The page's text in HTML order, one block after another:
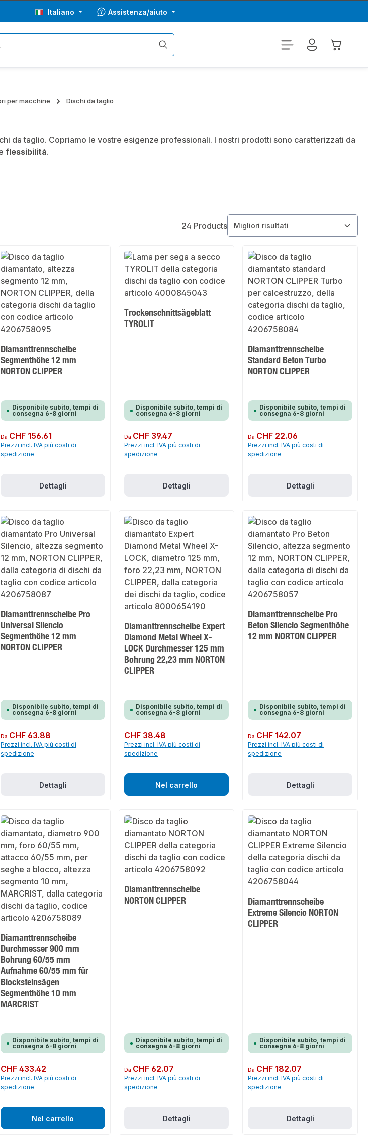
Italiano Assistenza/aiuto
Il
per macchine Dischi da taglio
da taglio. Copriamo le vostre esigenze professionali. I nostri prodotti sono caratterizzati da
flessibilità.
24 Products
Diamanttrennscheibe
Segmenthöhe 12 mm
NORTON CLIPPER
Disponibile subito, tempi di
consegna 6-8 giorni
Prezzo normale:
Da CHF 156.61
Prezzi incl. IVA più costi di
spedizione
Dettagli
Trockenschnittsägeblatt
TYROLIT
Disponibile subito, tempi di
consegna 6-8 giorni
Prezzo normale:
Da CHF 39.47
Prezzi incl. IVA più costi di
spedizione
Dettagli
Diamanttrennscheibe
Standard Beton Turbo
NORTON CLIPPER
Disponibile subito, tempi di
consegna 6-8 giorni
Prezzo normale:
Da CHF 22.06
Prezzi incl. IVA più costi di
spedizione
Dettagli
Diamanttrennscheibe Pro
Universal Silencio
Segmenthöhe 12 mm
NORTON CLIPPER
Disponibile subito, tempi di
consegna 6-8 giorni
Prezzo normale:
Da CHF 63.88
Prezzi incl. IVA più costi di
spedizione
Dettagli
Diamanttrennscheibe Expert
Diamond Metal Wheel X-
LOCK Durchmesser 125 mm
Bohrung 22,23 mm NORTON
CLIPPER
Disponibile subito, tempi di
consegna 6-8 giorni
Prezzo normale:
CHF 38.48
Prezzi incl. IVA più costi di
spedizione
Nel carrello
Diamanttrennscheibe Pro
Beton Silencio Segmenthöhe
12 mm NORTON CLIPPER
Disponibile subito, tempi di
consegna 6-8 giorni
Prezzo normale:
Da CHF 142.07
Prezzi incl. IVA più costi di
spedizione
Dettagli
Diamanttrennscheibe
Durchmesser 900 mm
Bohrung 60/55 mm
Aufnahme 60/55 mm für
Blocksteinsägen
Segmenthöhe 10 mm
MARCRIST
Disponibile subito, tempi di
consegna 6-8 giorni
Prezzo normale:
CHF 433.42
Prezzi incl. IVA più costi di
spedizione
Nel carrello
Diamanttrennscheibe
NORTON CLIPPER
Disponibile subito, tempi di
consegna 6-8 giorni
Prezzo normale:
Da CHF 62.07
Prezzi incl. IVA più costi di
spedizione
Dettagli
Diamanttrennscheibe
Extreme Silencio NORTON
CLIPPER
Disponibile subito, tempi di
consegna 6-8 giorni
Prezzo normale:
Da CHF 182.07
Prezzi incl. IVA più costi di
spedizione
Dettagli